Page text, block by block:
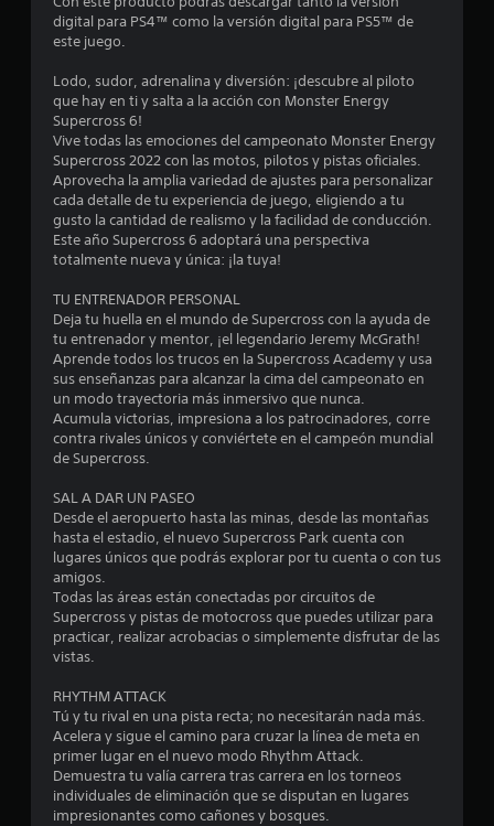
e
i
o
.
9
e
s
r
e
l
l
s
d
digital para PS4™ como la versión digital para PS5™ de
este juego.
Lodo, sudor, adrenalina y diversión: ¡descubre al piloto
que hay en ti y salta a la acción con Monster Energy
Supercross 6!
Vive todas las emociones del campeonato Monster Energy
Supercross 2022 con las motos, pilotos y pistas oficiales.
Aprovecha la amplia variedad de ajustes para personalizar
cada detalle de tu experiencia de juego, eligiendo a tu
gusto la cantidad de realismo y la facilidad de conducción.
Este año Supercross 6 adoptará una perspectiva
totalmente nueva y única: ¡la tuya!
TU ENTRENADOR PERSONAL
Deja tu huella en el mundo de Supercross con la ayuda de
tu entrenador y mentor, ¡el legendario Jeremy McGrath!
Aprende todos los trucos en la Supercross Academy y usa
sus enseñanzas para alcanzar la cima del campeonato en
un modo trayectoria más inmersivo que nunca.
Acumula victorias, impresiona a los patrocinadores, corre
contra rivales únicos y conviértete en el campeón mundial
de Supercross.
SAL A DAR UN PASEO
Desde el aeropuerto hasta las minas, desde las montañas
hasta el estadio, el nuevo Supercross Park cuenta con
lugares únicos que podrás explorar por tu cuenta o con tus
amigos.
Todas las áreas están conectadas por circuitos de
Supercross y pistas de motocross que puedes utilizar para
practicar, realizar acrobacias o simplemente disfrutar de las
vistas.
RHYTHM ATTACK
Tú y tu rival en una pista recta; no necesitarán nada más.
Acelera y sigue el camino para cruzar la línea de meta en
primer lugar en el nuevo modo Rhythm Attack.
Demuestra tu valía carrera tras carrera en los torneos
individuales de eliminación que se disputan en lugares
impresionantes como cañones y bosques.